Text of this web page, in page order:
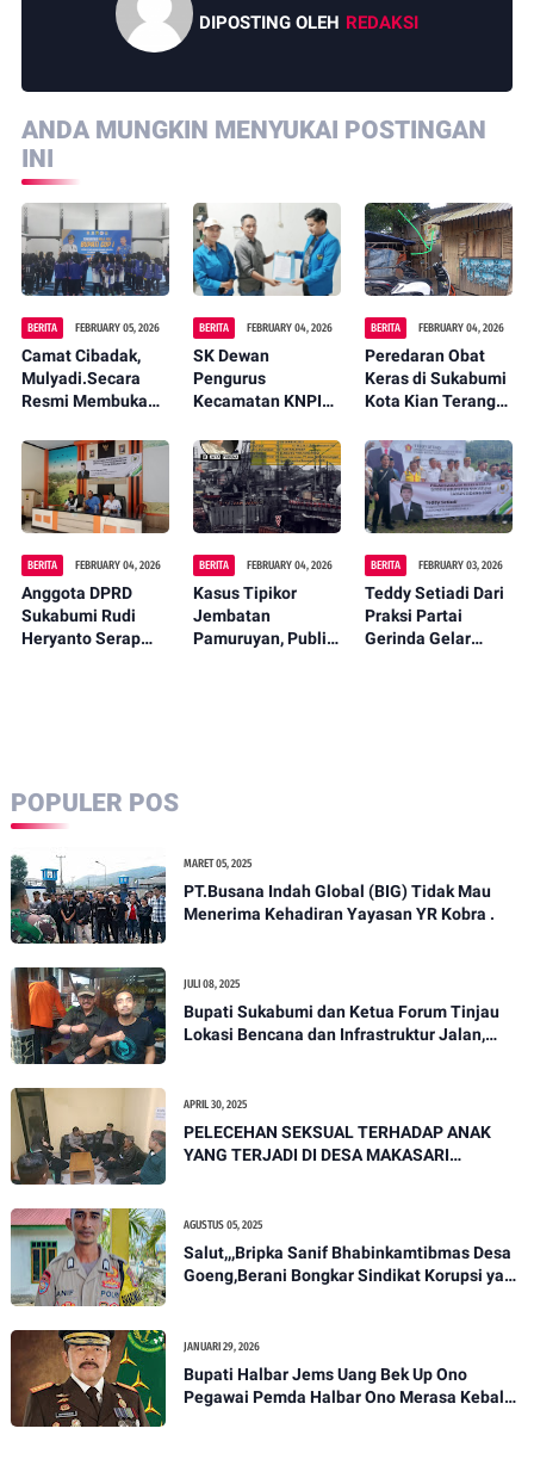
DIPOSTING OLEH REDAKSI
ANDA MUNGKIN MENYUKAI POSTINGAN
INI
BERITA FEBRUARY 05, 2026
Camat Cibadak,
Mulyadi.Secara
Resmi Membuka
Voli Bupati Cup 1
Putra dan Putri
antar Pelajar SMP /
MTS Se-kabupaten
sukabumi Tahun
2026.
BERITA FEBRUARY 04, 2026
SK Dewan
Pengurus
Kecamatan KNPI
Terbitkan DPD
KNPI Kota
Sukabumi
BERITA FEBRUARY 04, 2026
Peredaran Obat
Keras di Sukabumi
Kota Kian Terang-
Komitmen Aparat
Dipertanyakan
BERITA FEBRUARY 04, 2026
Anggota DPRD
Sukabumi Rudi
Heryanto Serap
BERITA FEBRUARY 04, 2026
Kasus Tipikor
Jembatan
Pamuruyan, Publik
BERITA FEBRUARY 03, 2026
Teddy Setiadi Dari
Praksi Partai
Gerinda Gelar
POPULER POS
MARET 05, 2025
PT.Busana Indah Global (BIG) Tidak Mau
Menerima Kehadiran Yayasan YR Kobra .
JULI 08, 2025
Bupati Sukabumi dan Ketua Forum Tinjau
Lokasi Bencana dan Infrastruktur Jalan,
APRIL 30, 2025
PELECEHAN SEKSUAL TERHADAP ANAK
YANG TERJADI DI DESA MAKASARI
AGUSTUS 05, 2025
Salut,,,Bripka Sanif Bhabinkamtibmas Desa
Goeng,Berani Bongkar Sindikat Korupsi yang
JANUARI 29, 2026
Bupati Halbar Jems Uang Bek Up Ono
Pegawai Pemda Halbar Ono Merasa Kebal